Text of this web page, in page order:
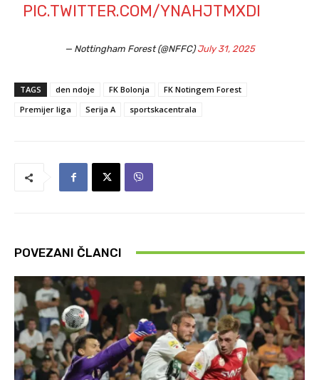
PIC.TWITTER.COM/YNAHJTMXDI
— Nottingham Forest (@NFFC)July 31, 2025
TAGS den ndoje FK Bolonja
FK Notingem Forest
Premijer liga
Serija A sportskacentrala
POVEZANI ČLANCI